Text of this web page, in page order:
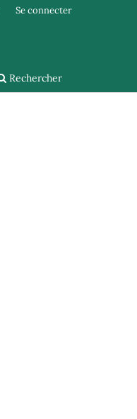
Rechercher
Se connecter